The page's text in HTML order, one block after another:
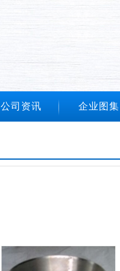
公司资讯 企业图集